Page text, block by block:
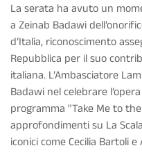
La serata ha avuto un
a Zeinab Badawi
d’Italia, riconoscimento
Repubblica per il suo
italiana. L’Ambasciatore
Badawi nel celebrare
programma "Take Me to
approfondimenti su La
iconici come Cecilia Bartoli